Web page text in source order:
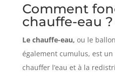
Comment
chauffe-eau ?
Le chauffe-eau, ou le
également cumulus, est
chauffer l’eau et à la